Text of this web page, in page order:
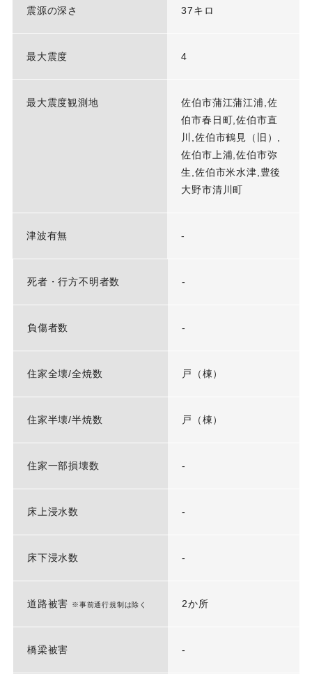
震源の深さ 37キロ
最大震度 4
最大震度観測地
佐伯市蒲江蒲江浦,佐
伯市春日町,佐伯市直
川,佐伯市鶴見（旧）,
佐伯市上浦,佐伯市弥
生,佐伯市米水津,豊後
大野市清川町
津波有無 -
死者・行方不明者数 -
負傷者数 -
住家全壊/全焼数 戸（棟）
住家半壊/半焼数 戸（棟）
住家一部損壊数 -
床上浸水数 -
床下浸水数 -
道路被害 ※事前通行規制は除く 2か所
橋梁被害 -